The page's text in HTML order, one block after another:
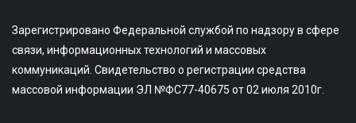
Зарегистрировано Федеральной службой по надзору в сфере
связи, информационных технологий и массовых
коммуникаций. Свидетельство о регистрации средства
массовой информации ЭЛ №ФС77-40675 от 02 июля 2010г.